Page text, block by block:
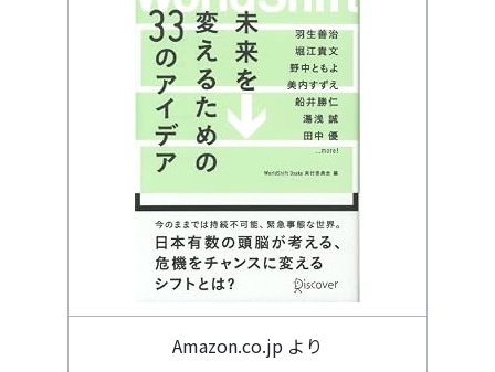
Amazon.co.jp より